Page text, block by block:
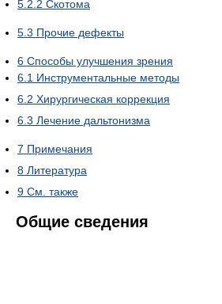
5.2.2 Скотома
5.3 Прочие дефекты
6 Способы улучшения зрения
6.1 Инструментальные методы
6.2 Хирургическая коррекция
6.3 Лечение дальтонизма
7 Примечания
8 Литература
9 См. также
Общие сведения